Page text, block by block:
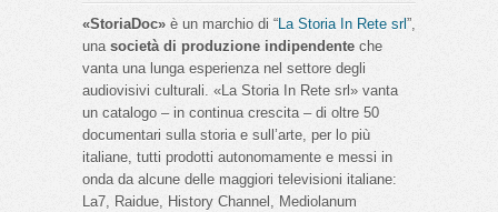
«StoriaDoc» è un marchio di “La Storia In Rete srl ”,
una società di produzione indipendente che
vanta una lunga esperienza nel settore degli
audiovisivi culturali. «La Storia In Rete srl» vanta
un catalogo – in continua crescita – di oltre 50
documentari sulla storia e sull’arte, per lo più
italiane, tutti prodotti autonomamente e messi in
onda da alcune delle maggiori televisioni italiane:
La7, Raidue, History Channel, Mediolanum